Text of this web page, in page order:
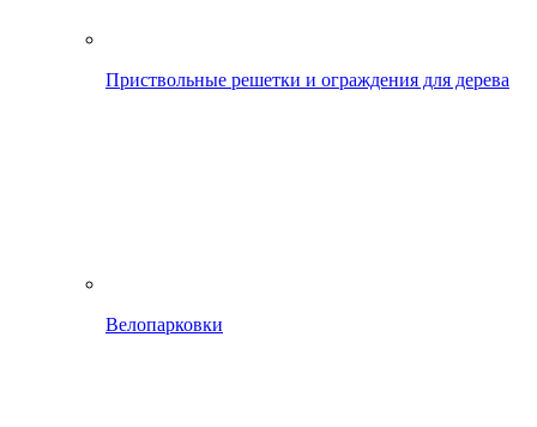
Приствольные решетки и ограждения для дерева
Велопарковки